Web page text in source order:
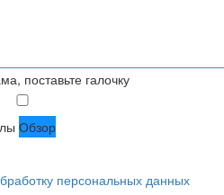
поставьте галочку
Обзор
персональных данных